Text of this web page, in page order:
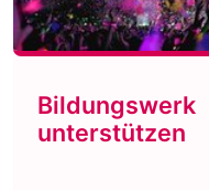
Bildungswerk
unterstützen